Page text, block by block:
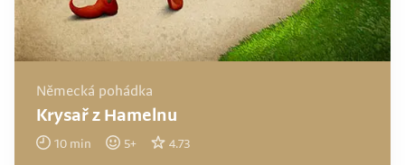
Německá pohádka
Krysař z Hamelnu
10 min 5+ 4.73